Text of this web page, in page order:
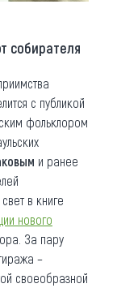
собирателя
с публикой
фольклором
и ранее
в книге
нового
За пару
–
своеобразной